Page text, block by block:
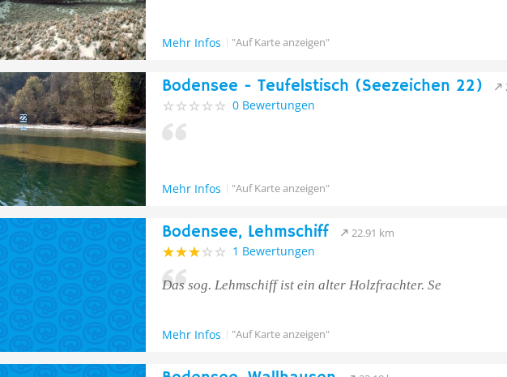
Mehr Infos "Auf Karte anzeigen"
Bodensee - Teufelstisch (Seezeichen 22)
0 Bewertungen
Mehr Infos "Auf Karte anzeigen"
Bodensee, Lehmschiff 22.91 km
1 Bewertungen
Das sog. Lehmschiff ist ein alter Holzfrachter. Se
Mehr Infos "Auf Karte anzeigen"